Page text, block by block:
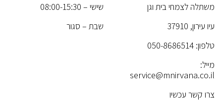
משתלה לצמחי בית וגן
עיו עירון, 37910
טלפון: 050-8686514
מייל:
service@mnirvana.co.il
צרו קשר עכשיו
שישי – 08:00-15:30
שבת – סגור